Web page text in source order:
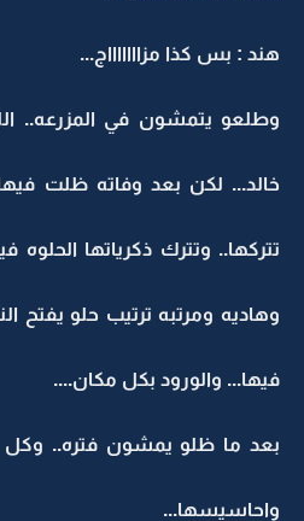
هند : بس كذا مزاااااااج...
وطلعو يتمشون في المزرعه..
خالد... لكن بعد وفاته ظلت
تتركها.. وتترك ذكرياتها الحلوه
وهاديه ومرتبه ترتيب حلو يفتح
فيها... والورود بكل مكان....
بعد ما ظلو يمشون فتره.. وكل
واحاسيسها...